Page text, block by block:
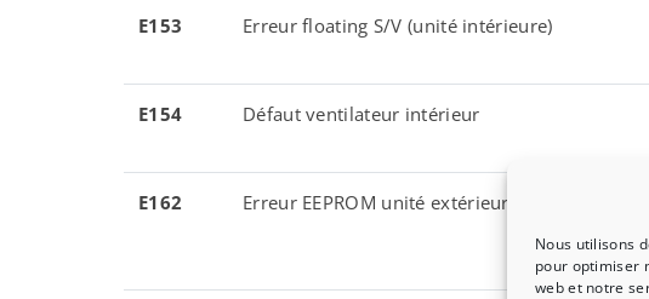
Nous utilisons
pour optimiser
web et notre
E153 Erreur floating S/V (unité intérieure)
E154 Défaut ventilateur intérieur
E162 Erreur EEPROM unité extérieure